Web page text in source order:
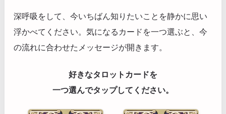
深呼吸をして、今いちばん知りたいことを静かに思い
浮かべてください。気になるカードを一つ選ぶと、今
の流れに合わせたメッセージが開きます。
好きなタロットカードを
一つ選んでタップしてください。